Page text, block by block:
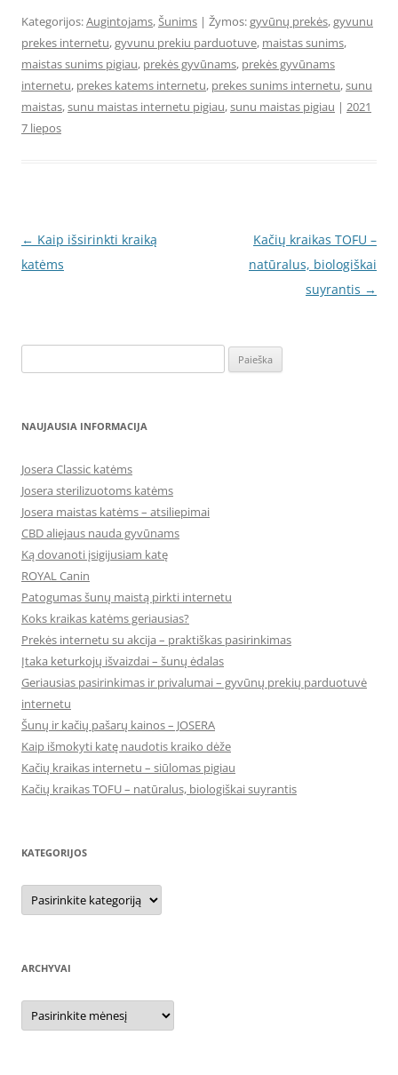
Kategorijos:Augintojams,Šunims | Žymos:gyvūnų prekės,gyvunu
prekes internetu,gyvunu prekiu parduotuve, maistas sunims,
maistas sunims pigiau, prekės gyvūnams, prekės gyvūnams
internetu, prekes katems internetu, prekes sunims internetu,sunu
maistas,sunu maistas internetu pigiau,sunu maistas pigiau | 2021
7 liepos
Įrašo
navigacija
← Kaip išsirinkti kraiką
katėms
Kačių kraikas TOFU –
natūralus, biologiškai
suyrantis →
NAUJAUSIA INFORMACIJA
Josera Classic katėms
Josera sterilizuotoms katėms
Josera maistas katėms – atsiliepimai
CBD aliejaus nauda gyvūnams
Ką dovanoti įsigijusiam katę
ROYAL Canin
Patogumas šunų maistą pirkti internetu
Koks kraikas katėms geriausias?
Prekės internetu su akcija – praktiškas pasirinkimas
Įtaka keturkojų išvaizdai – šunų ėdalas
Geriausias pasirinkimas ir privalumai – gyvūnų prekių parduotuvė
internetu
Šunų ir kačių pašarų kainos – JOSERA
Kaip išmokyti katę naudotis kraiko dėže
Kačių kraikas internetu – siūlomas pigiau
Kačių kraikas TOFU – natūralus, biologiškai suyrantis
KATEGORIJOS
Kategorijos
ARCHYVAI
Archyvai